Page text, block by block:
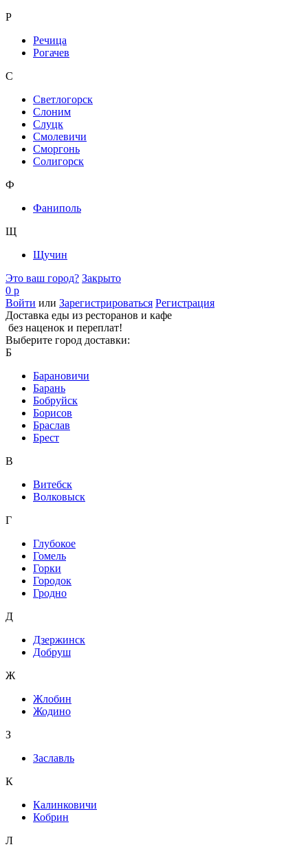
Р
Речица
Рогачев
С
Светлогорск
Слоним
Слуцк
Смолевичи
Сморгонь
Солигорск
Ф
Фаниполь
Щ
Щучин
Это ваш город? Закрыто
0 р
Войти или Зарегистрироваться Регистрация
Доставка еды из ресторанов и кафе
без наценок и переплат!
Выберите город доставки:
Б
Барановичи
Барань
Бобруйск
Борисов
Браслав
Брест
В
Витебск
Волковыск
Г
Глубокое
Гомель
Горки
Городок
Гродно
Д
Дзержинск
Добруш
Ж
Жлобин
Жодино
З
Заславль
К
Калинковичи
Кобрин
Л